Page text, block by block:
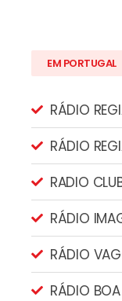
EM PORTUGAL
RÁDIO
RÁDIO
RADIO
RÁDIO
RÁDIO
RÁDIO